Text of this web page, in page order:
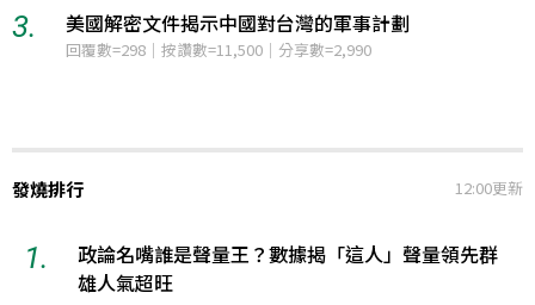
3. 美國參議院通過針對俄羅斯能源收入的制裁法案
12小時聲量=116
發燒排行 12:00更新
1.
政論名嘴誰是聲量王？數據揭「這人」聲量領先群
雄人氣超旺